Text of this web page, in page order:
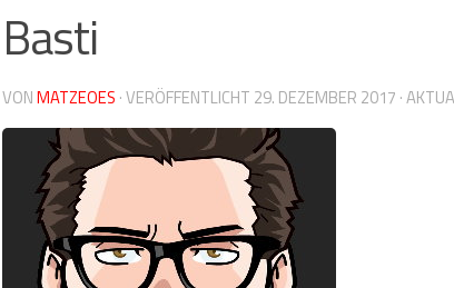
Basti
VONMATZEOES · VERÖFFENTLICHT 29. DEZEMBER 2017 ·